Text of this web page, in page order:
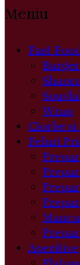
Meniu
Fast
Wrap
Ciorbe si
Feluri
Aperitive